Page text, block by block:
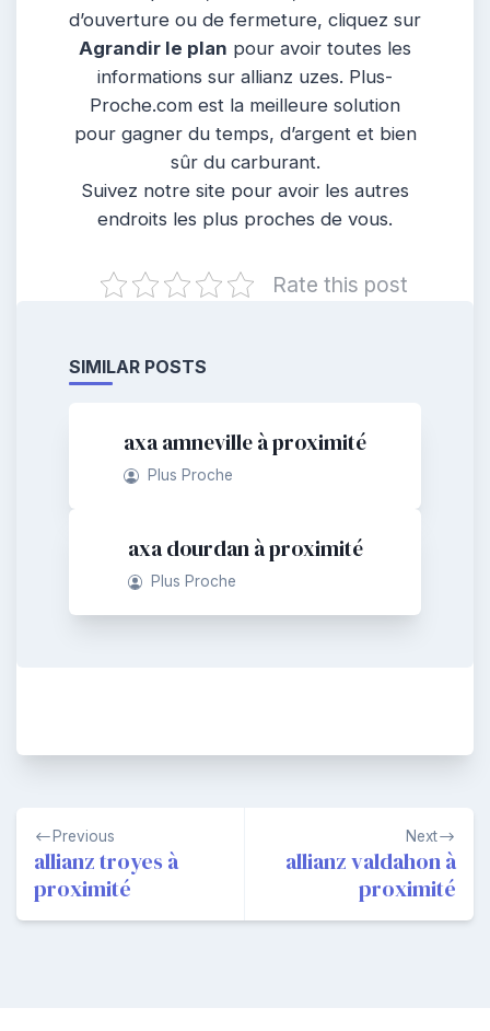
d’ouverture ou de fermeture, cliquez sur
Agrandir le plan pour avoir toutes les
informations sur allianz uzes. Plus-
Proche.com est la meilleure solution
pour gagner du temps, d’argent et bien
sûr du carburant.
Suivez notre site pour avoir les autres
endroits les plus proches de vous.
Rate this post
SIMILAR POSTS
axa amneville à proximité
Plus Proche
axa dourdan à proximité
Plus Proche
Navigation
de
l’article
Previous
allianz troyes à
proximité
Next
allianz valdahon à
proximité